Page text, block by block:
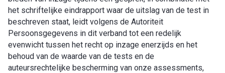
het schriftelijke eindrapport waar de uitslag van de test in
beschreven staat, leidt volgens de Autoriteit
Persoonsgegevens in dit verband tot een redelijk
evenwicht tussen het recht op inzage enerzijds en het
behoud van de waarde van de tests en de
auteursrechtelijke bescherming van onze assessments,